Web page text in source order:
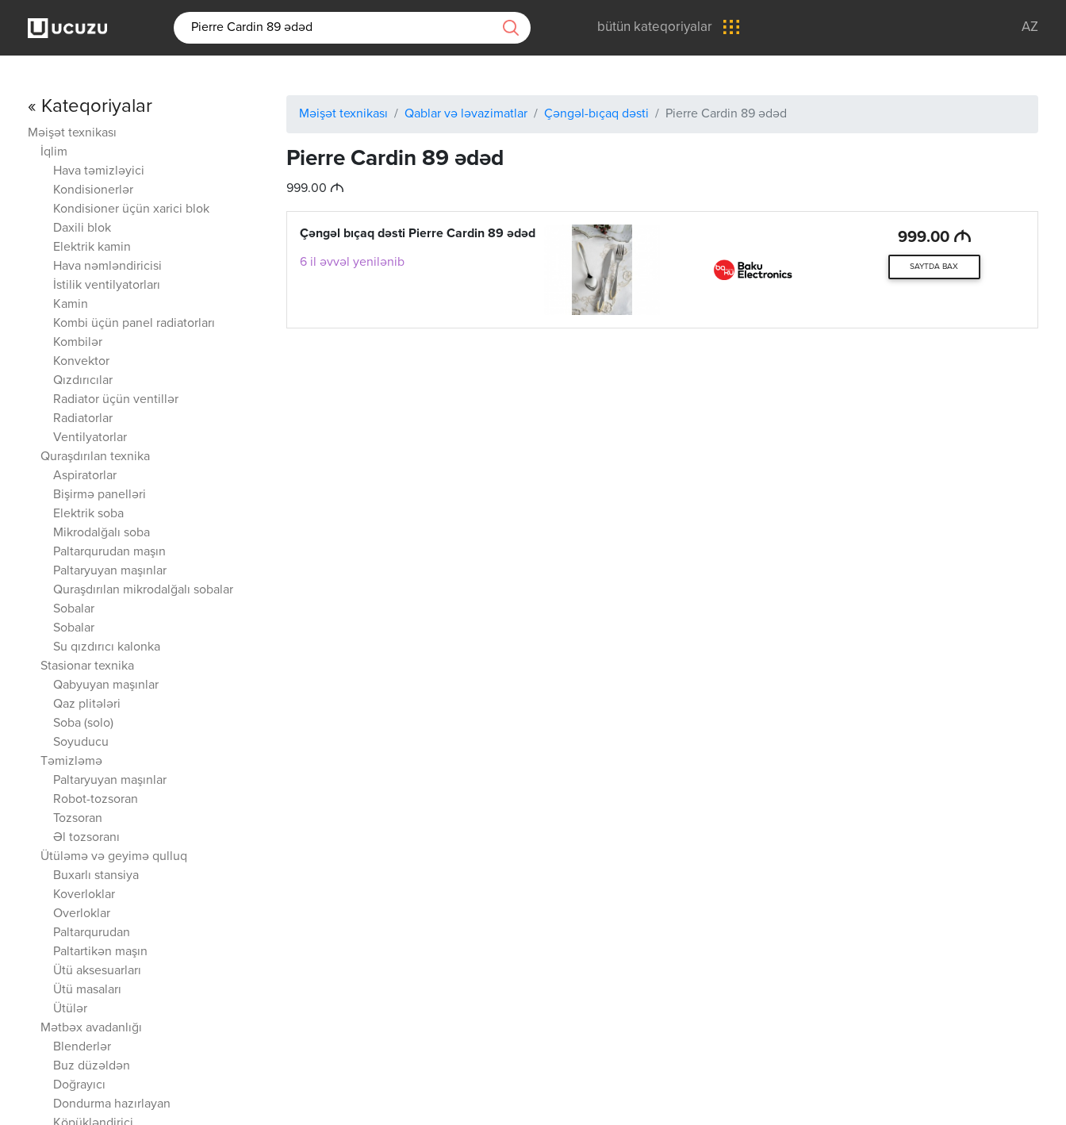
bütün kateqoriyalar AZ
« Kateqoriyalar
Məişət texnikası
İqlim
Hava təmizləyici
Kondisionerlər
Kondisioner üçün xarici blok
Daxili blok
Elektrik kamin
Hava nəmləndiricisi
İstilik ventilyatorları
Kamin
Kombi üçün panel radiatorları
Kombilər
Konvektor
Qızdırıcılar
Radiator üçün ventillər
Radiatorlar
Ventilyatorlar
Quraşdırılan texnika
Aspiratorlar
Bişirmə panelləri
Elektrik soba
Mikrodalğalı soba
Paltarqurudan maşın
Paltaryuyan maşınlar
Quraşdırılan mikrodalğalı sobalar
Sobalar
Sobalar
Su qızdırıcı kalonka
Stasionar texnika
Qabyuyan maşınlar
Qaz plitələri
Soba (solo)
Soyuducu
Təmizləmə
Paltaryuyan maşınlar
Robot-tozsoran
Tozsoran
Əl tozsoranı
Ütüləmə və geyimə qulluq
Buxarlı stansiya
Koverloklar
Overloklar
Paltarqurudan
Paltartikən maşın
Ütü aksesuarları
Ütü masaları
Ütülər
Mətbəx avadanlığı
Blenderlər
Buz düzəldən
Doğrayıcı
Dondurma hazırlayan
Məişət texnikası Qablar və ləvazimatlar Çəngəl-bıçaq dəsti Pierre Cardin 89 ədəd
Pierre Cardin 89 ədəd
999.00 M
Çəngəl bıçaq dəsti Pierre Cardin 89 ədəd
6 il əvvəl yenilənib
999.00 M
SAYTDA BAX